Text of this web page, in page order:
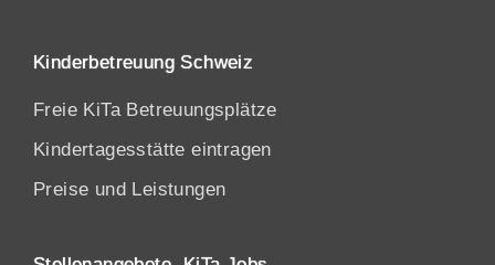
Kinderbetreuung Schweiz
Freie KiTa Betreuungsplätze
Kindertagesstätte eintragen
Preise und Leistungen